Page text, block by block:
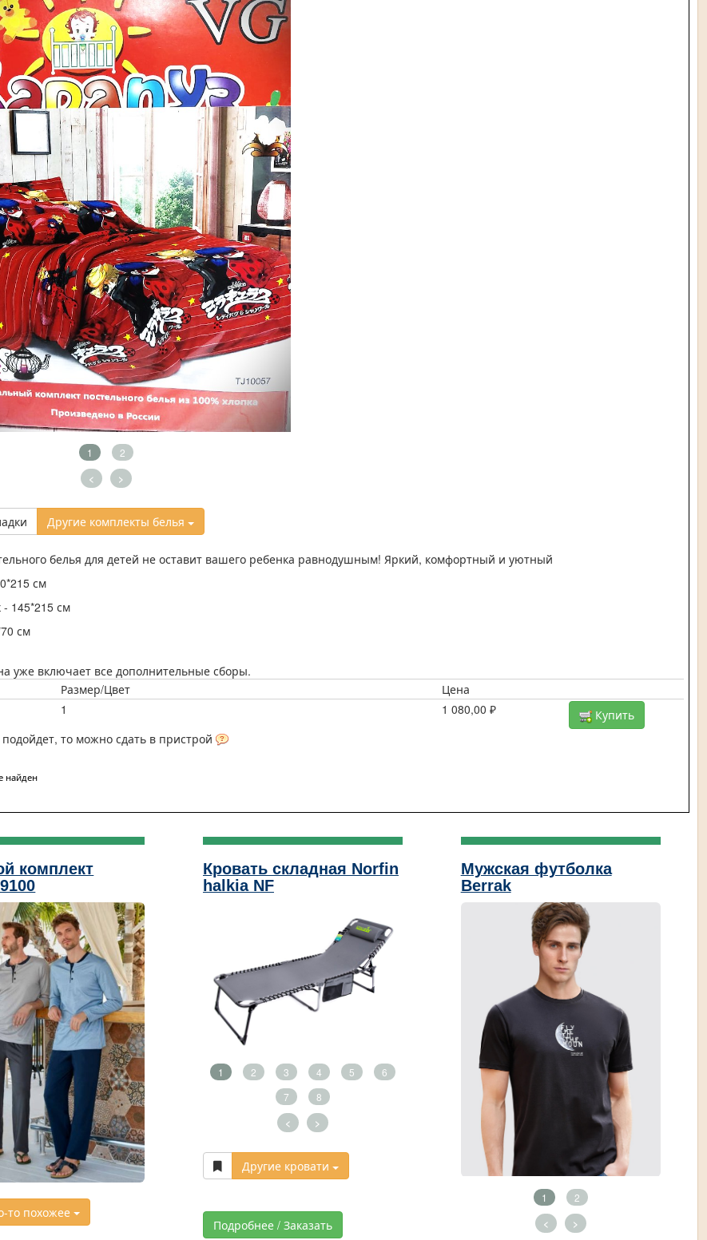
1 2
< >
Другие комплекты белья
белья для детей не оставит вашего ребенка равнодушным! Яркий, комфортный и уютный
см
145*215 см
см
уже включает все дополнительные сборы.
Размер/Цвет
Цена
1 1 080,00 ₽
Купить
то можно сдать в пристрой
найден
комплект
то похожее
Кровать складная Norfin
halkia NF
1 2 3 4 5
6
7
8
< >
Другие кровати
Подробнее / Заказать
Мужская футболка
Berrak
1 2
< >